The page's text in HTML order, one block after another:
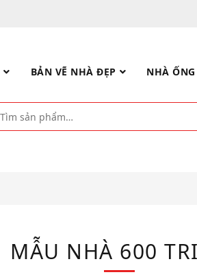
BẢN VẼ NHÀ ĐẸP NHÀ ỐNG
MẪU NHÀ 600